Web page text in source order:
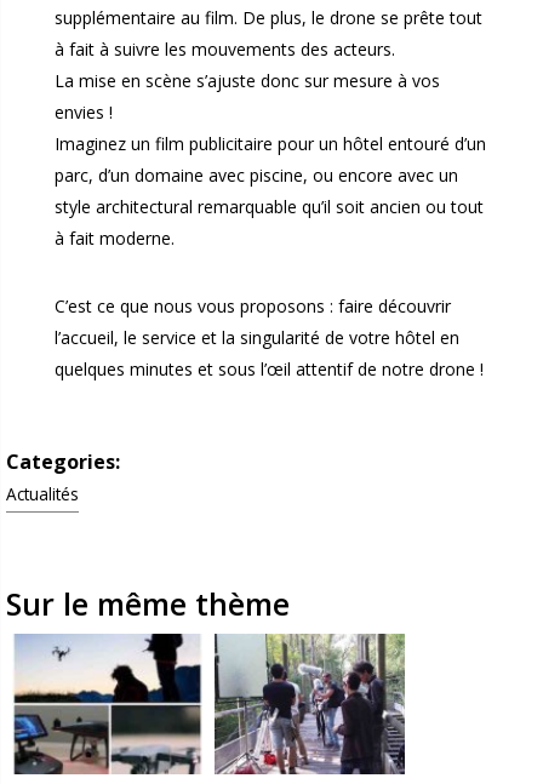
supplémentaire au film. De plus, le drone se prête tout
à fait à suivre les mouvements des acteurs.
La mise en scène s’ajuste donc sur mesure à vos
envies !
Imaginez un film publicitaire pour un hôtel entouré d’un
parc, d’un domaine avec piscine, ou encore avec un
style architectural remarquable qu’il soit ancien ou tout
à fait moderne.
C’est ce que nous vous proposons : faire découvrir
l’accueil, le service et la singularité de votre hôtel en
quelques minutes et sous l’œil attentif de notre drone !
Categories:
Actualités
Sur le même thème